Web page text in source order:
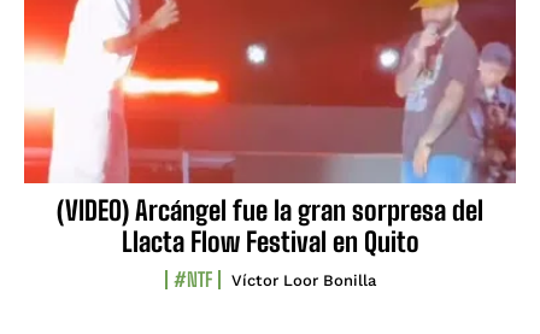
(VIDEO) Arcángel fue la gran sorpresa del
Llacta Flow Festival en Quito
#NTF Víctor Loor Bonilla